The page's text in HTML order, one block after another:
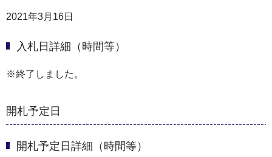
2021年3月16日
入札日詳細（時間等）
※終了しました。
開札予定日
開札予定日詳細（時間等）